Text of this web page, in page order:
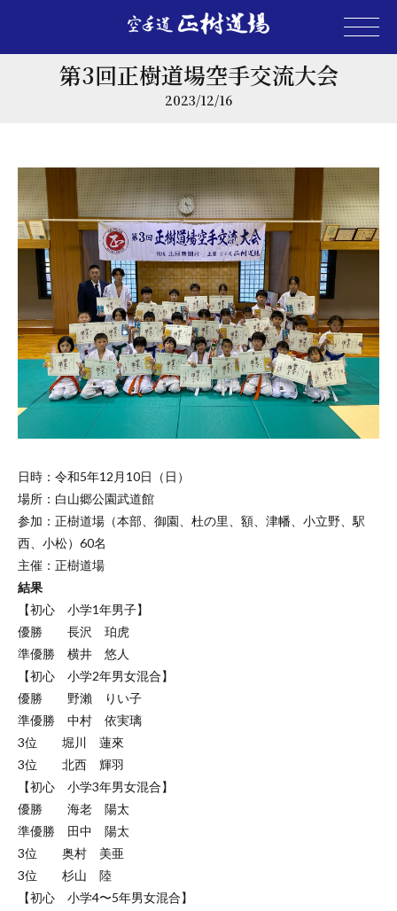
第3回正樹道場空手交流大会
2023/12/16
日時：令和5年12月10日（日）
場所：白山郷公園武道館
参加：正樹道場（本部、御園、杜の里、額、津幡、小立野、駅
西、小松）60名
主催：正樹道場
結果
【初心 小学1年男子】
優勝 長沢 珀虎
準優勝 横井 悠人
【初心 小学2年男女混合】
優勝 野瀨 りい子
準優勝 中村 依実璃
3位 堀川 蓮來
3位 北西 輝羽
【初心 小学3年男女混合】
優勝 海老 陽太
準優勝 田中 陽太
3位 奥村 美亜
3位 杉山 陸
【初心 小学4〜5年男女混合】